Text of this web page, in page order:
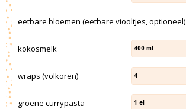
eetbare bloemen (eetbare viooltjes, optioneel)
kokosmelk 400 ml
wraps (volkoren) 4
groene currypasta 1 el